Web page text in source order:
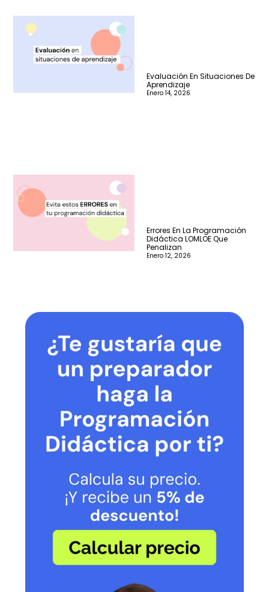
Evaluación En Situaciones De
Aprendizaje
Enero 14, 2026
Errores En La Programación
Didáctica LOMLOE Que
Penalizan
Enero 12, 2026